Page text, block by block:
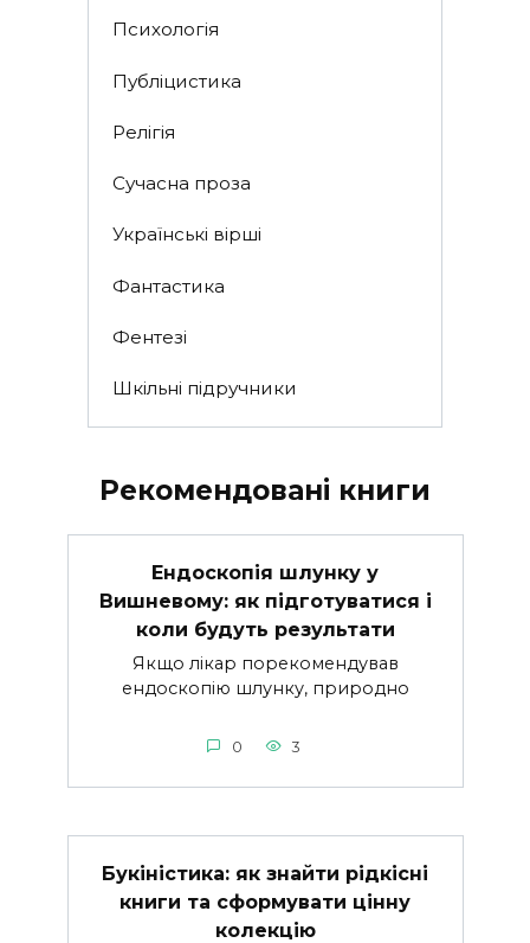
Психологія
Публіцистика
Релігія
Сучасна проза
Українські вірші
Фантастика
Фентезі
Шкільні підручники
Рекомендовані книги
Ендоскопія шлунку у
Вишневому: як підготуватися і
коли будуть результати
Якщо лікар порекомендував
ендоскопію шлунку, природно
0 3
Букіністика: як знайти рідкісні
книги та сформувати цінну
колекцію